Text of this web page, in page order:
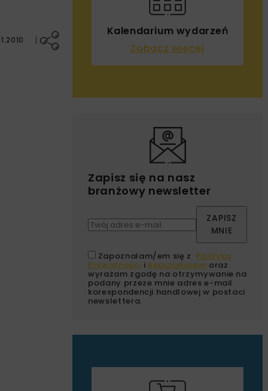
Kalendarium wydarzeń
Zobacz więcej
Zapisz się na nasz
branżowy newsletter
ZAPISZ
MNIE
Zapoznałam/em się z Polityką
Prywatności i Regulaminem oraz
wyrażam zgodę na otrzymywanie na
podany przeze mnie adres e-mail
korespondencji handlowej w postaci
newslettera.